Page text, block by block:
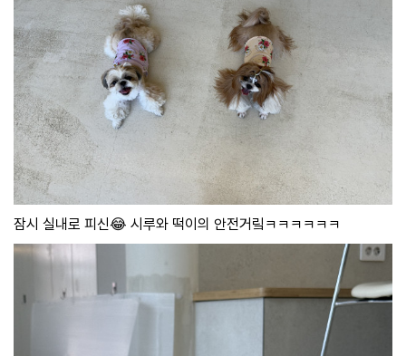
잠시 실내로 피신😂 시루와 떡이의 안전거맄ㅋㅋㅋㅋㅋㅋ